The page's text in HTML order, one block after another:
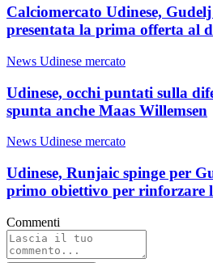
Calciomercato Udinese,
presentata la prima offerta al
News Udinese mercato
Udinese, occhi puntati sulla
spunta anche Maas Willemsen
News Udinese mercato
Udinese, Runjaic spinge per
primo obiettivo per rinforzare
Commenti